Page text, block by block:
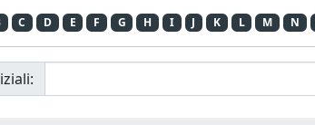
C D E F G H I J K L M N